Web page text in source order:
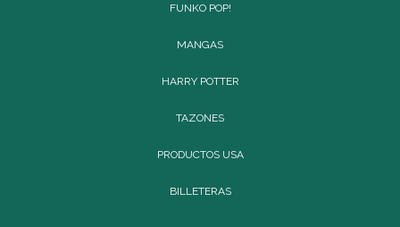
FUNKO POP!
MANGAS
HARRY POTTER
TAZONES
PRODUCTOS USA
BILLETERAS